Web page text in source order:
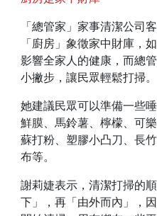
「總管家」家事清潔公司
「廚房」象徵家中財庫，
影響全家人的健康，而總
小撇步，讓民眾輕鬆打掃。
她建議民眾可以準備一些
鮮膜、馬鈴薯、檸檬、可
蘇打粉、塑膠小凸刀、長
布等。
謝莉婕表示，清潔打掃的
下」，再「由外而內」，